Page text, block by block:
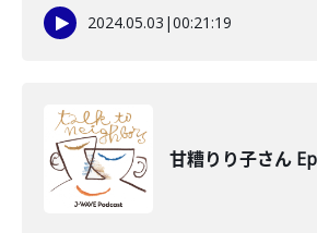
2024.05.03 |00:21:19
甘糟りり子さん